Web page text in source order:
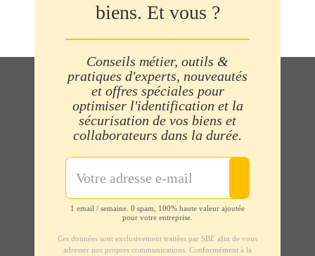
biens. Et vous ?
Conseils métier, outils &
pratiques d'experts, nouveautés
et offres spéciales pour
optimiser l'identification et la
sécurisation de vos biens et
collaborateurs dans la durée.
1 email / semaine. 0 spam, 100% haute valeur ajoutée
pour votre entreprise.
Ces données sont exclusivement traitées par SBE afin de vous
adresser nos propres communications. Conformément à la